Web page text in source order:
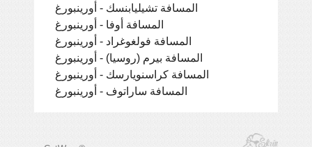
المسافة تشيليابنسك - أورينبورغ
المسافة أوفا - أورينبورغ
المسافة فولغوغراد - أورينبورغ
المسافة بيرم (روسيا) - أورينبورغ
المسافة كراسنويارسك - أورينبورغ
المسافة ساراتوف - أورينبورغ